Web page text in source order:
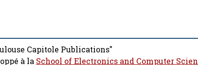
Capitole Publications"
à la School of Electronics and Computer